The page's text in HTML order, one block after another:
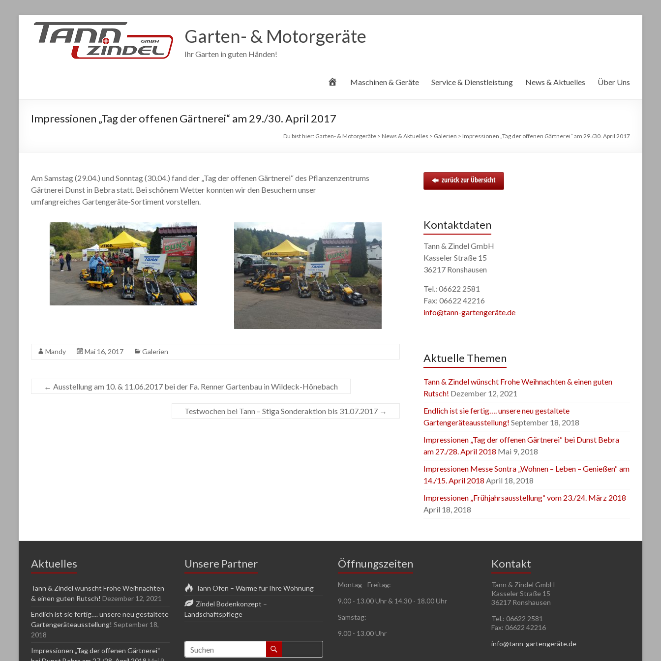
Garten- & Motorgeräte
Ihr Garten in guten Händen!
e
Maschinen & Geräte Service & Dienstleistung News & Aktuelles Über Uns
Impressionen „Tag der offenen Gärtnerei“ am 29./30. April 2017
Du bist hier: Garten- & Motorgeräte > News & Aktuelles > Galerien > Impressionen „Tag der offenen Gärtnerei“ am 29./30. April 2017
Am Samstag (29.04.) und Sonntag (30.04.) fand der „Tag der offenen Gärtnerei“ des Pflanzenzentrums
Gärtnerei Dunst in Bebra statt. Bei schönem Wetter konnten wir den Besuchern unser
umfangreiches Gartengeräte-Sortiment vorstellen.
Mandy Mai 16, 2017 Galerien
← Ausstellung am 10. & 11.06.2017 bei der Fa. Renner Gartenbau in Wildeck-Hönebach
Testwochen bei Tann – Stiga Sonderaktion bis 31.07.2017 →
zurück zur Übersicht
Kontaktdaten
Tann & Zindel GmbH
Kasseler Straße 15
36217 Ronshausen
Tel.: 06622 2581
Fax: 06622 42216
info@tann-gartengeräte.de
Aktuelle Themen
Tann & Zindel wünscht Frohe Weihnachten & einen guten
Rutsch! Dezember 12, 2021
Endlich ist sie fertig…. unsere neu gestaltete
Gartengeräteausstellung! September 18, 2018
Impressionen „Tag der offenen Gärtnerei“ bei Dunst Bebra
am 27./28. April 2018 Mai 9, 2018
Impressionen Messe Sontra „Wohnen – Leben – Genießen“ am
14./15. April 2018 April 18, 2018
Impressionen „Frühjahrsausstellung“ vom 23./24. März 2018
April 18, 2018
Aktuelles
Tann & Zindel wünscht Frohe Weihnachten
& einen guten Rutsch! Dezember 12, 2021
Endlich ist sie fertig…. unsere neu gestaltete
Gartengeräteausstellung! September 18,
2018
Impressionen „Tag der offenen Gärtnerei“
Unsere Partner
Tann Öfen – Wärme für Ihre Wohnung
Zindel Bodenkonzept –
Landschaftspflege
Öffnungszeiten
Montag - Freitag:
9.00 - 13.00 Uhr & 14.30 - 18.00 Uhr
Samstag:
9.00 - 13.00 Uhr
Kontakt
Tann & Zindel GmbH
Kasseler Straße 15
36217 Ronshausen
Tel.: 06622 2581
Fax: 06622 42216
info@tann-gartengeräte.de